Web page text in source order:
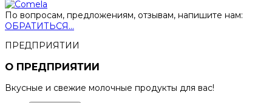
По вопросам, предложениям, отзывам, напишите нам:
ОБРАТИТЬСЯ...
ПРЕДПРИЯТИИ
О ПРЕДПРИЯТИИ
Вкусные и свежие молочные продукты для вас!